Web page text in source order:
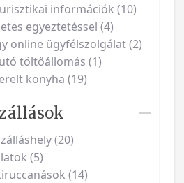
információk (10)
egyeztetéssel (4)
online ügyfélszolgálat (2)
töltőállomás (1)
konyha (19)
(20)
(5)
(14)